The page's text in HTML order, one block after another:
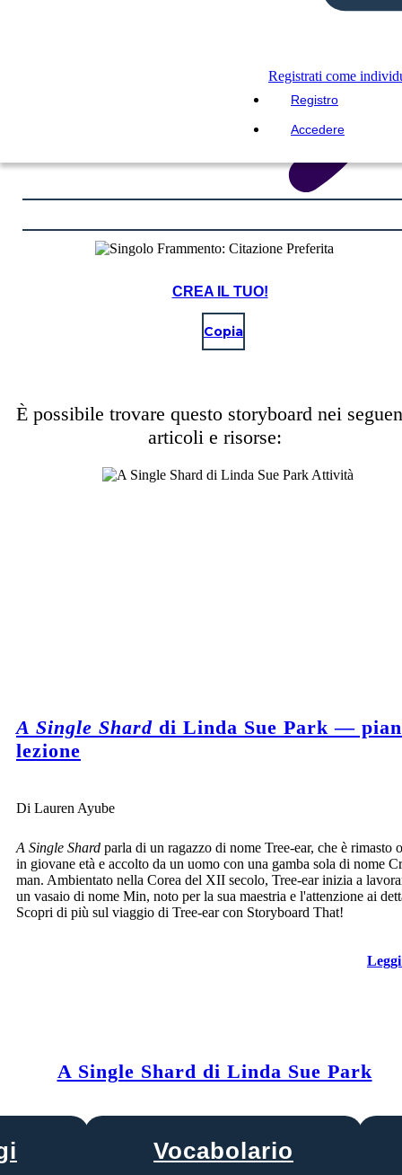
Registrati come
Registro
Accedere
CREA IL TUO!
Copia
È possibile trovare questo storyboard nei
articoli e risorse:
A Single Shard di Linda Sue Park —
lezione
Di Lauren Ayube
A Single Shard parla di un ragazzo di nome Tree-ear, che è rimasto
in giovane età e accolto da un uomo con una gamba sola di nome
man. Ambientato nella Corea del XII secolo, Tree-ear inizia a
un vasaio di nome Min, noto per la sua maestria e l'attenzione ai
Scopri di più sul viaggio di Tree-ear con Storyboard That!
A Single Shard di Linda Sue Park
Vocabolario